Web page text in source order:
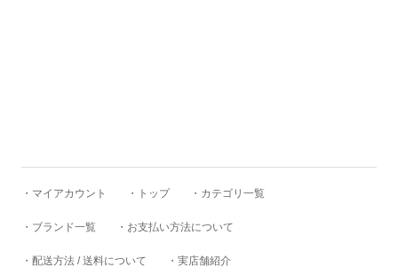
SKEWed
SKOOB
・マイアカウント ・トップ ・カテゴリ一覧
・ブランド一覧 ・お支払い方法について
・配送方法 / 送料について ・実店舗紹介